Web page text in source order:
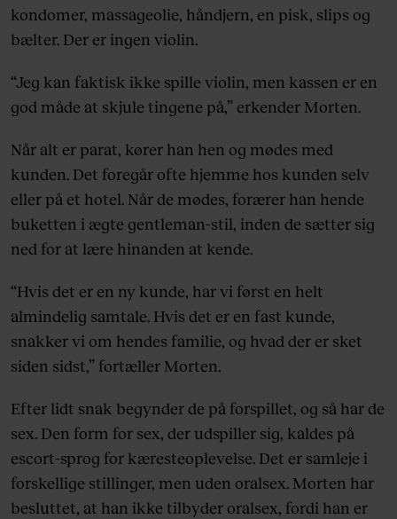
kondomer, massageolie, håndjern, en pisk, slips og
bælter. Der er ingen violin.
“Jeg kan faktisk ikke spille violin, men kassen er en
god måde at skjule tingene på,” erkender Morten.
Når alt er parat, kører han hen og mødes med
kunden. Det foregår ofte hjemme hos kunden selv
eller på et hotel. Når de mødes, forærer han hende
buketten i ægte gentleman-stil, inden de sætter sig
ned for at lære hinanden at kende.
“Hvis det er en ny kunde, har vi først en helt
almindelig samtale. Hvis det er en fast kunde,
snakker vi om hendes familie, og hvad der er sket
siden sidst,” fortæller Morten.
Efter lidt snak begynder de på forspillet, og så har de
sex. Den form for sex, der udspiller sig, kaldes på
escort-sprog for kæresteoplevelse. Det er samleje i
forskellige stillinger, men uden oralsex. Morten har
besluttet, at han ikke tilbyder oralsex, fordi han er